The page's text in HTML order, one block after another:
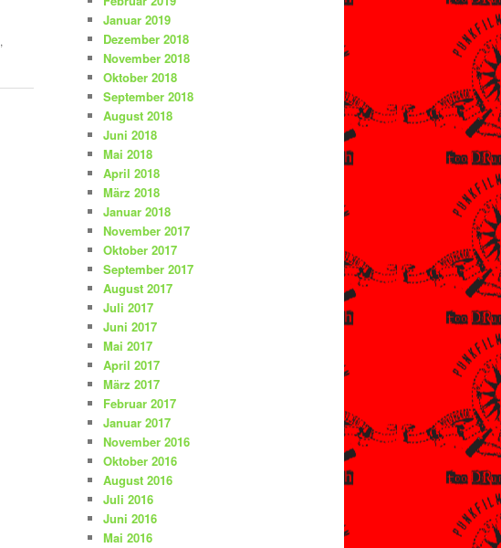
,
Januar 2019
Dezember 2018
November 2018
Oktober 2018
September 2018
August 2018
Juni 2018
Mai 2018
April 2018
März 2018
Januar 2018
November 2017
Oktober 2017
September 2017
August 2017
Juli 2017
Juni 2017
Mai 2017
April 2017
März 2017
Februar 2017
Januar 2017
November 2016
Oktober 2016
August 2016
Juli 2016
Juni 2016
Mai 2016